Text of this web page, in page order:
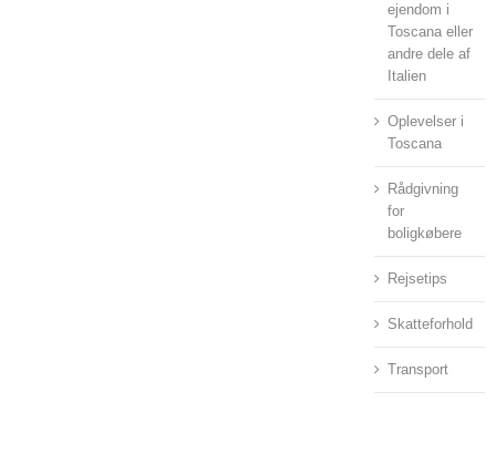
ejendom i
Toscana eller
andre dele af
Italien
Oplevelser i
Toscana
Rådgivning
for
boligkøbere
Rejsetips
Skatteforhold
Transport